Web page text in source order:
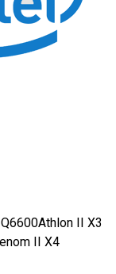
Athlon II X3
II X4